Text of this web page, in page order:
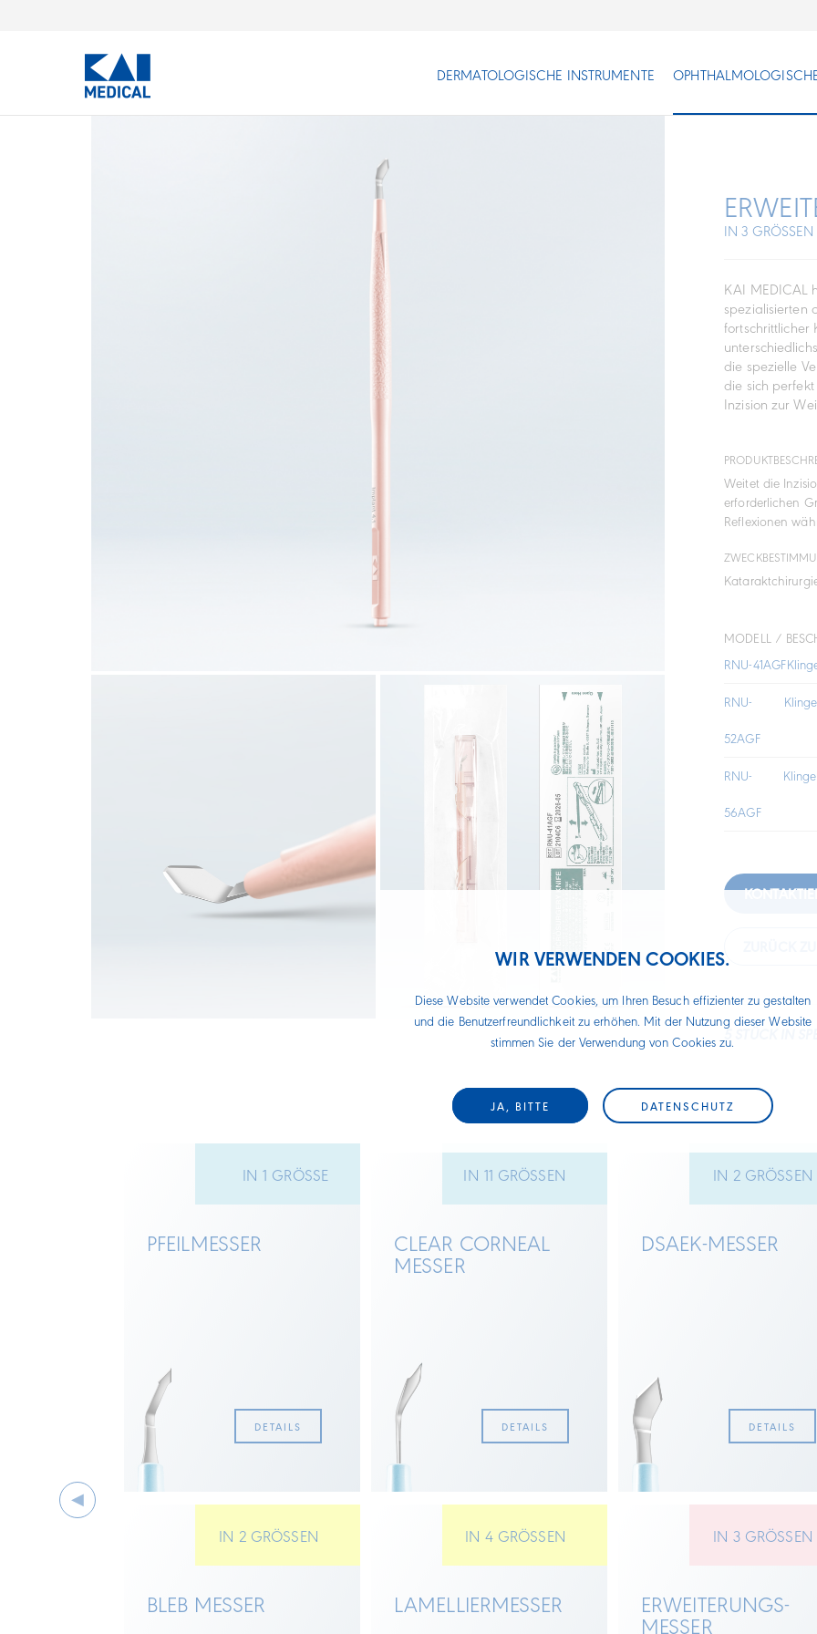
DERMATOLOGISCHE INSTRUMENTE
IN 3 GRÖSSEN
KAI MEDICAL
spezialisierten
fortschrittlicher
die spezielle
die sich
Inzision zur
Weitet die
erforderlichen
Reflexionen
MODELL /
RNU-41AGF
RNU-
52AGF
RNU-
56AGF
ZURÜCK
5 STÜCK IN
IN 1 GRÖSSE
PFEILMESSER
DETAILS
IN 2 GRÖSSEN
BLEB MESSER
IN 11 GRÖSSEN
CLEAR CORNEAL
MESSER
DETAILS
IN 4 GRÖSSEN
LAMELLIER­MESSER
IN 2 GRÖSSEN
DSAEK-MESSER
DETAILS
IN 3 GRÖSSEN
ERWEITERUNGS­
MESSER
WIR VERWENDEN COOKIES.
Diese Website verwendet Cookies, um Ihren Besuch effizienter zu gestalten
und die Benutzerfreundlichkeit zu erhöhen. Mit der Nutzung dieser Website
stimmen Sie der Verwendung von Cookies zu.
JA, BITTE DATENSCHUTZ